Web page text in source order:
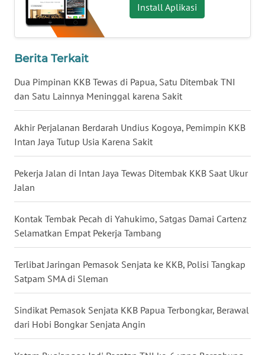
Install Aplikasi
Berita Terkait
Dua Pimpinan KKB Tewas di Papua, Satu Ditembak TNI
dan Satu Lainnya Meninggal karena Sakit
Akhir Perjalanan Berdarah Undius Kogoya, Pemimpin KKB
Intan Jaya Tutup Usia Karena Sakit
Pekerja Jalan di Intan Jaya Tewas Ditembak KKB Saat Ukur
Jalan
Kontak Tembak Pecah di Yahukimo, Satgas Damai Cartenz
Selamatkan Empat Pekerja Tambang
Terlibat Jaringan Pemasok Senjata ke KKB, Polisi Tangkap
Satpam SMA di Sleman
Sindikat Pemasok Senjata KKB Papua Terbongkar, Berawal
dari Hobi Bongkar Senjata Angin
WN
SULTENG
WN
WN
WN
BENGKULU
WN
LAMPUNG
WN
JATENG